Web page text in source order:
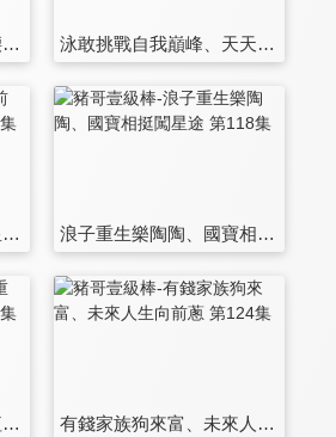
一路健康是奢求、自掏腰包闖藝壇 第111集 泳敢挑戰自我巔峰、天天開心出頭天 第112集
月亮孩子向前衝、打開星媽內心話 第117集 浪子重生樂陶陶、國寶相挺闖星途 第118集
二億代價換重生、動感紅星內心話 第123集 有錢家族狗來富、未來人生向前蔥 第124集